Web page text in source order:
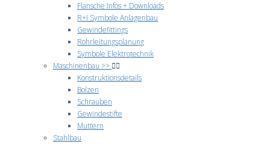
Flansche Infos + Downloads
R+I Symbole Anlagenbau
Gewindefittings
Rohrleitungsplanung
Symbole Elektrotechnik
Maschinenbau >>
Konstruktionsdetails
Bolzen
Schrauben
Gewindestifte
Muttern
Stahlbau